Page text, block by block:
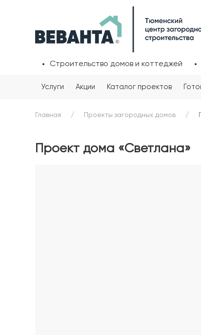
Строительство домов и коттеджей
Услуги Акции Каталог проектов
Главная Проекты загородных домов
Проект дома «Светлана»